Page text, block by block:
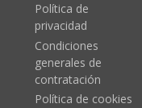
Política de
privacidad
Condiciones
generales de
contratación
Política de cookies